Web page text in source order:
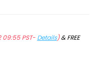
09:55 PST- Details)&FREE